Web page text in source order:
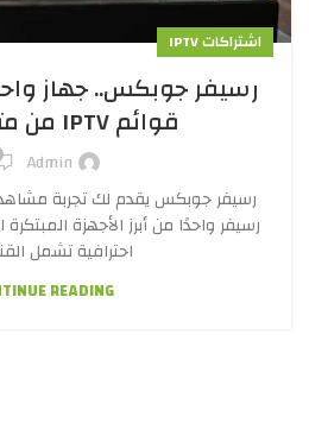
اشتراكات IPTV
رسيفر جوبكس.. جهاز
قوائم IPTV من متجر رويال!
Admin
رسيفر جوبكس يقدم لك تجربة
احترافية تشمل
READING